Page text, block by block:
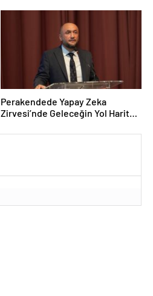
Perakendede Yapay Zeka
Zirvesi’nde Geleceğin Yol Haritası